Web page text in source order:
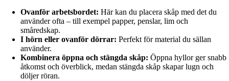
Ovanför arbetsbordet: Här kan du placera skåp med det du
använder ofta – till exempel papper, penslar, lim och
småredskap.
I hörn eller ovanför dörrar: Perfekt för material du sällan
använder.
Kombinera öppna och stängda skåp: Öppna hyllor ger snabb
åtkomst och överblick, medan stängda skåp skapar lugn och
döljer röran.